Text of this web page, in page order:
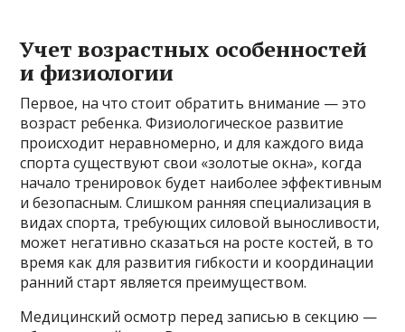
Учет возрастных особенностей
и физиологии
Первое, на что стоит обратить внимание — это
возраст ребенка. Физиологическое развитие
происходит неравномерно, и для каждого вида
спорта существуют свои «золотые окна», когда
начало тренировок будет наиболее эффективным
и безопасным. Слишком ранняя специализация в
видах спорта, требующих силовой выносливости,
может негативно сказаться на росте костей, в то
время как для развития гибкости и координации
ранний старт является преимуществом.
Медицинский осмотр перед записью в секцию —